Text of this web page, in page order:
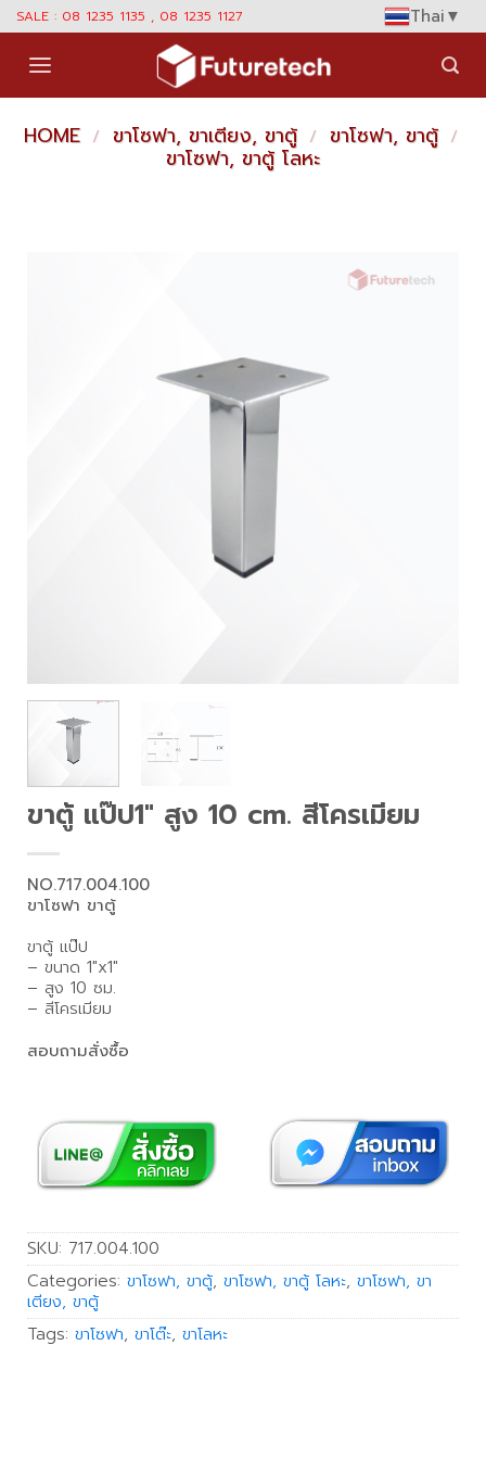
Skip
content
SALE : 08 1235 1135 , 08 1235 1127 Thai▼
HOME / ขาโซฟา, ขาเตียง, ขาตู้ / ขาโซฟา, ขาตู้ /
ขาโซฟา, ขาตู้ โลหะ
ขาตู้ แป๊ป1″ สูง 10 cm. สีโครเมียม
NO.717.004.100
ขาโซฟา ขาตู้
ขาตู้ แป๊ป
– ขนาด 1″x1″
– สูง 10 ซม.
– สีโครเมียม
สอบถามสั่งซื้อ
SKU: 717.004.100
Categories: ขาโซฟา, ขาตู้, ขาโซฟา, ขาตู้ โลหะ, ขาโซฟา, ขา
เตียง, ขาตู้
Tags: ขาโซฟา, ขาโต๊ะ, ขาโลหะ